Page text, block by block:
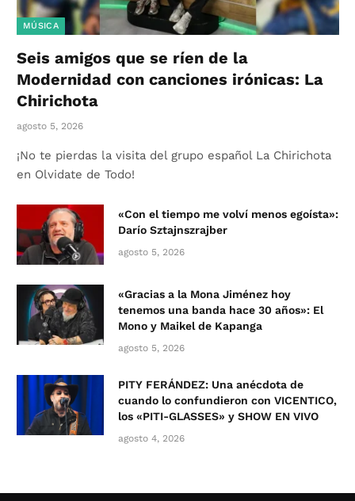
MÚSICA
Seis amigos que se ríen de la
Modernidad con canciones irónicas: La
Chirichota
agosto 5, 2026
¡No te pierdas la visita del grupo español La Chirichota
en Olvidate de Todo!
«Con el tiempo me volví menos egoísta»:
Darío Sztajnszrajber
agosto 5, 2026
«Gracias a la Mona Jiménez hoy
tenemos una banda hace 30 años»: El
Mono y Maikel de Kapanga
agosto 5, 2026
PITY FERÁNDEZ: Una anécdota de
cuando lo confundieron con VICENTICO,
los «PITI-GLASSES» y SHOW EN VIVO
agosto 4, 2026